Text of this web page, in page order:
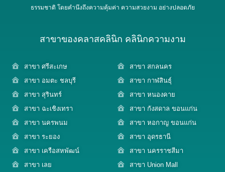
ธรรมชาติ โดยคำนึงถึงความคุ้มค่า ความสวยงาม อย่างปลอดภัย
สาขาของคลาสคลินิก คลินิกความงาม
สาขา ศรีสะเกษ
สาขา อมตะ ชลบุรี
สาขา สุรินทร์
สาขา ฉะเชิงเทรา
สาขา นครพนม
สาขา ระยอง
สาขา เครือสหพัฒน์
สาขา เลย
สาขา สกลนคร
สาขา กาฬสินธุ์
สาขา หนองคาย
สาขา กังสดาล ขอนแก่น
สาขา หอกาญ ขอนแก่น
สาขา อุดรธานี
สาขา นครราชสีมา
สาขา Union Mall